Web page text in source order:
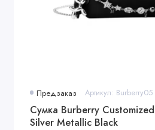
Предзаказ Артикул: Burberry05
Сумка Burberry
Silver Metallic Black